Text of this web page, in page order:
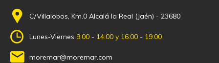
C/Villalobos, Km.0 Alcalá la Real (Jaén) - 23680
Lunes-Viernes 9:00 - 14:00 y 16:00 - 19:00
moremar@moremar.com